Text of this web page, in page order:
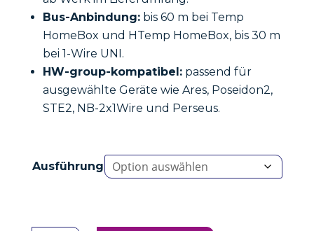
Bus-Anbindung:bis 60 m bei Temp
HomeBox und HTemp HomeBox, bis 30 m
bei 1-Wire UNI.
HW-group-kompatibel:passend für
ausgewählte Geräte wie Ares, Poseidon2,
STE2, NB-2x1Wire und Perseus.
Ausführung